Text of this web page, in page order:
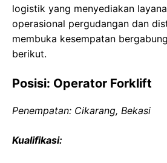
logistik yang menyediakan
operasional pergudangan dan
membuka kesempatan
berikut.
Posisi: Operator Forklift
Penempatan: Cikarang, Bekasi
Kualifikasi: